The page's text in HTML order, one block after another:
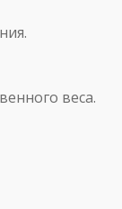
веса.